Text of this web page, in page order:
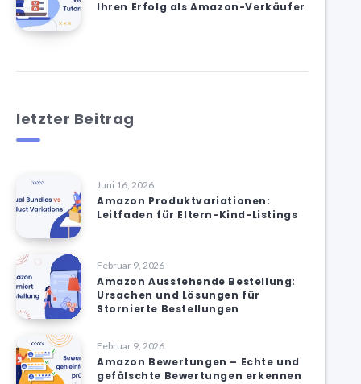
Ihren Erfolg als Amazon-Verkäufer
letzter Beitrag
Juni 16, 2026
Amazon Produktvariationen:
Leitfaden für Eltern-Kind-Listings
Februar 9, 2026
Amazon Ausstehende Bestellung:
Ursachen und Lösungen für
Stornierte Bestellungen
Februar 9, 2026
Amazon Bewertungen – Echte und
gefälschte Bewertungen erkennen